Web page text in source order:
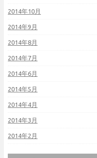
2014年10月
2014年9月
2014年8月
2014年7月
2014年6月
2014年5月
2014年4月
2014年3月
2014年2月